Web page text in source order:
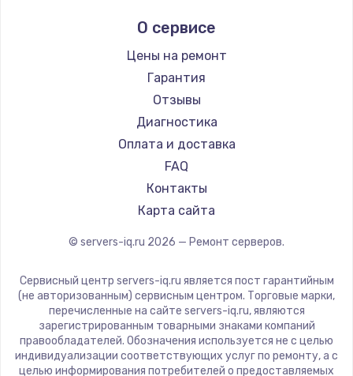
О сервисе
Цены на ремонт
Гарантия
Отзывы
Диагностика
Оплата и доставка
FAQ
Контакты
Карта сайта
© servers-iq.ru 2026 — Ремонт серверов.
Сервисный центр servers-iq.ru является пост гарантийным
(не авторизованным) сервисным центром. Торговые марки,
перечисленные на сайте servers-iq.ru, являются
зарегистрированным товарными знаками компаний
правообладателей. Обозначения используется не с целью
индивидуализации соответствующих услуг по ремонту, а с
целью информирования потребителей о предоставляемых